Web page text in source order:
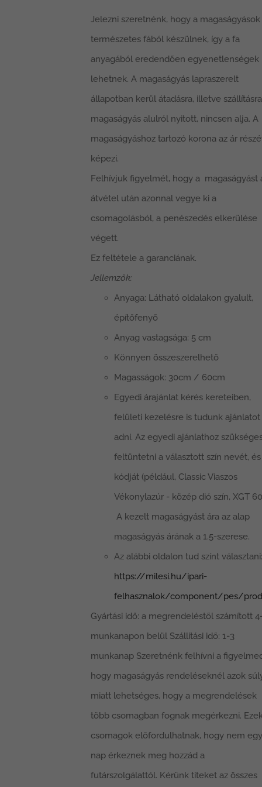
Jelezni szeretnénk, hogy a magaságyások
természetes fából készülnek, így a fa
anyagából eredendően egyenetlenségek
lehetnek. A magaságyás lapraszerelt
állapotban kerül átadásra, illetve
magaságyás alulról nyitott, nincsen alja. A
magaságyáshoz tartozó korona az ár
képezi.
Felhívjuk figyelmét, hogy a magaságyást
átvétel után azonnal vegye ki a
csomagolásból, a penészedés elkerülése
végett.
Ez feltétele a garanciának.
Jellemzők:
Anyaga: Látható oldalakon gyalult,
építőfenyő
Anyag vastagsága: 5 cm
Könnyen összeszerelhető
Magasságok: 30cm / 60cm
Egyedi árajánlat kérés kereteiben,
felületi kezelésre is tudunk ajánlatot
adni. Az egyedi ajánlathoz
feltüntetni a választott szín nevét, és
kódját (például, Classic Viaszos
Vékonylazúr - közép dió szín, XGT
A kezelt magaságyást ára az alap
magaságyás árának a 1.5-szerese.
Az alábbi oldalon tud színt választani:
https://milesi.hu/ipari-
felhasznalok/component/pes/
Gyártási idő: a megrendeléstől számított
munkanapon belül Szállítási idő: 1-3
munkanap Szeretnénk felhívni a
hogy magaságyás rendeléseknél azok
miatt lehetséges, hogy a megrendelések
több csomagban fognak megérkezni.
csomagok előfordulhatnak, hogy nem egy
nap érkeznek meg hozzád a
futárszolgálattól. Kérünk titeket az összes